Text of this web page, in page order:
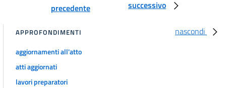
precedente
successivo
nascondi
APPROFONDIMENTI
aggiornamenti all'atto
atti aggiornati
lavori preparatori